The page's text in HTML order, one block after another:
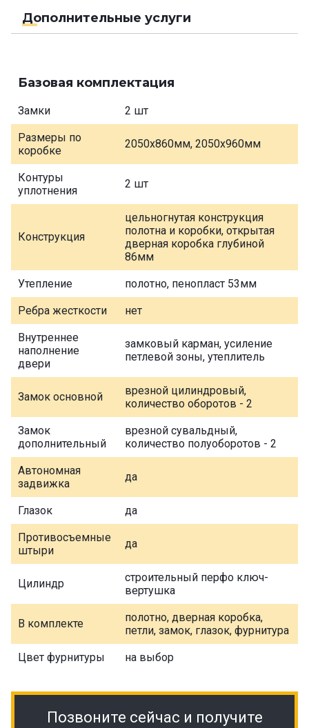
Дополнительные услуги
Базовая комплектация
Замки 2 шт
Размеры по
коробке
2050х860мм, 2050х960мм
Контуры
уплотнения
2 шт
Конструкция
цельногнутая конструкция
полотна и коробки, открытая
дверная коробка глубиной
86мм
Утепление полотно, пенопласт 53мм
Ребра жесткости нет
Внутреннее
наполнение
двери
замковый карман, усиление
петлевой зоны, утеплитель
Замок основной
врезной цилиндровый,
количество оборотов - 2
Замок
дополнительный
врезной сувальдный,
количество полуоборотов - 2
Автономная
задвижка
да
Глазок да
Противосъемные
штыри
да
Цилиндр
строительный перфо ключ-
вертушка
В комплекте
полотно, дверная коробка,
петли, замок, глазок, фурнитура
Цвет фурнитуры на выбор
Позвоните сейчас и получите